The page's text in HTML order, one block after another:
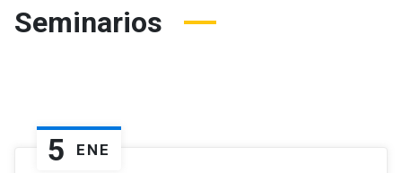
Seminarios
5 ENE